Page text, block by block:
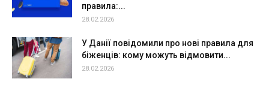
правила:...
28.02.2026
У Данії повідомили про нові правила для
біженців: кому можуть відмовити...
28.02.2026